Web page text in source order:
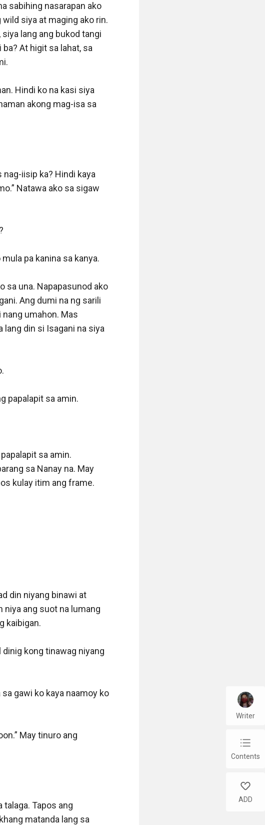
sabihing nasarapan ako
wild siya at maging ako rin.
lang ang bukod tangi
At higit sa lahat, sa
Hindi ko na kasi siya
akong mag-isa sa
nag-iisip ka? Hindi kaya
Natawa ako sa sigaw
pa kanina sa kanya.
sa una. Napapasunod ako
Ang dumi na ng sarili
nang umahon. Mas
lang din si Isagani na siya
papalapit sa amin.
sa amin.
sa Nanay na. May
kulay itim ang frame.
din niyang binawi at
niya ang suot na lumang
kaibigan.
kong tinawag niyang
gawi ko kaya naamoy ko
May tinuro ang
talaga. Tapos ang
matanda lang sa
Writer
chap_list
Contents
like
ADD